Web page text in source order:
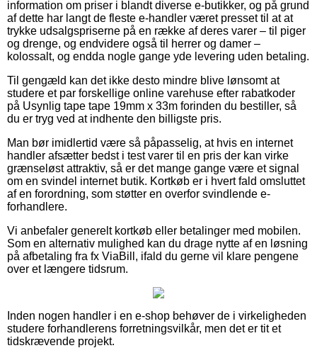
information om priser i blandt diverse e-butikker, og på grund
af dette har langt de fleste e-handler været presset til at at
trykke udsalgspriserne på en række af deres varer – til piger
og drenge, og endvidere også til herrer og damer –
kolossalt, og endda nogle gange yde levering uden betaling.
Til gengæld kan det ikke desto mindre blive lønsomt at
studere et par forskellige online varehuse efter rabatkoder
på Usynlig tape tape 19mm x 33m forinden du bestiller, så
du er tryg ved at indhente den billigste pris.
Man bør imidlertid være så påpasselig, at hvis en internet
handler afsætter bedst i test varer til en pris der kan virke
grænseløst attraktiv, så er det mange gange være et signal
om en svindel internet butik. Kortkøb er i hvert fald omsluttet
af en forordning, som støtter en overfor svindlende e-
forhandlere.
Vi anbefaler generelt kortkøb eller betalinger med mobilen.
Som en alternativ mulighed kan du drage nytte af en løsning
på afbetaling fra fx ViaBill, ifald du gerne vil klare pengene
over et længere tidsrum.
Inden nogen handler i en e-shop behøver de i virkeligheden
studere forhandlerens forretningsvilkår, men det er tit et
tidskrævende projekt.